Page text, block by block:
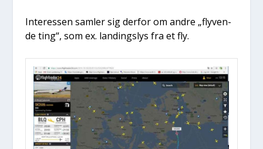
Inter­es­sen sam­ler sig der­for om andre „fly­ven­
de ting“, som ex. lan­dings­lys fra et fly.